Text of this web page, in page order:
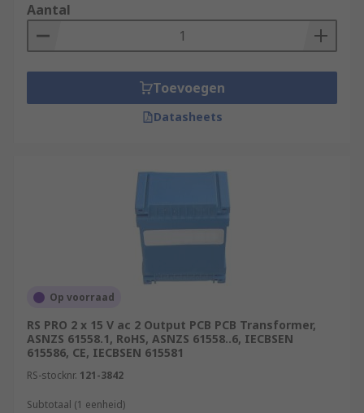
Through-hole mounted transformers have
connectors or pins that can pierce through the
printed circuit boards. Surface mounted
transformers do not penetrate into the board
itself and are therefore very compact, which
Aantal
Toevoegen
Datasheets
Op voorraad
RS PRO 2 x 15 V ac 2 Output PCB PCB Transformer,
ASNZS 61558.1, RoHS, ASNZS 61558..6, IECBSEN
615586, CE, IECBSEN 615581
RS-stocknr. 121-3842
Subtotaal (1 eenheid)